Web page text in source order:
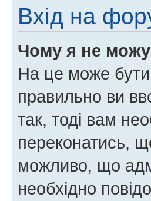
Вхід на
Чому я не можу
На це може бути
правильно ви
так, тоді вам
переконатись,
можливо, що
необхідно